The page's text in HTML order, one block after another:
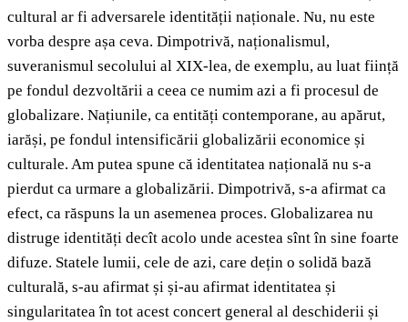
cultural ar fi adversarele identității naționale. Nu, nu este
vorba despre așa ceva. Dimpotrivă, naționalismul,
suveranismul secolului al XIX-lea, de exemplu, au luat ființă
pe fondul dezvoltării a ceea ce numim azi a fi procesul de
globalizare. Națiunile, ca entități contemporane, au apărut,
iarăși, pe fondul intensificării globalizării economice și
culturale. Am putea spune că identitatea națională nu s-a
pierdut ca urmare a globalizării. Dimpotrivă, s-a afirmat ca
efect, ca răspuns la un asemenea proces. Globalizarea nu
distruge identități decît acolo unde acestea sînt în sine foarte
difuze. Statele lumii, cele de azi, care dețin o solidă bază
culturală, s-au afirmat și și-au afirmat identitatea și
singularitatea în tot acest concert general al deschiderii și